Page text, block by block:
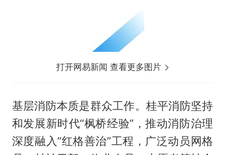
打开网易新闻 查看更多图片
基层消防本质是群众工作。桂平消防坚持
和发展新时代“枫桥经验”，推动消防治理
深度融入“红格善治”工程，广泛动员网格